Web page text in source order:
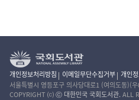
개인정보처리방침 이메일무단수집거부 개인
서울특별시 영등포구 의사당대로1 (여의도동)(
COPYRIGHT ⒞ⓒ 대한민국 국회도서관. ALL